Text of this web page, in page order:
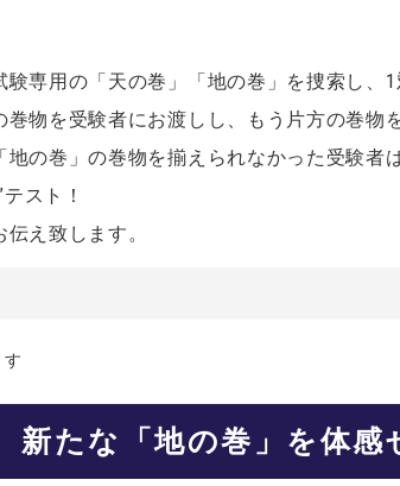
専用の「天の巻」「地の巻」を捜索し、
物を受験者にお渡しし、もう片方の巻物
の巻」の巻物を揃えられなかった受験者は
テスト！
え致します。
新たな「地の巻」を体感